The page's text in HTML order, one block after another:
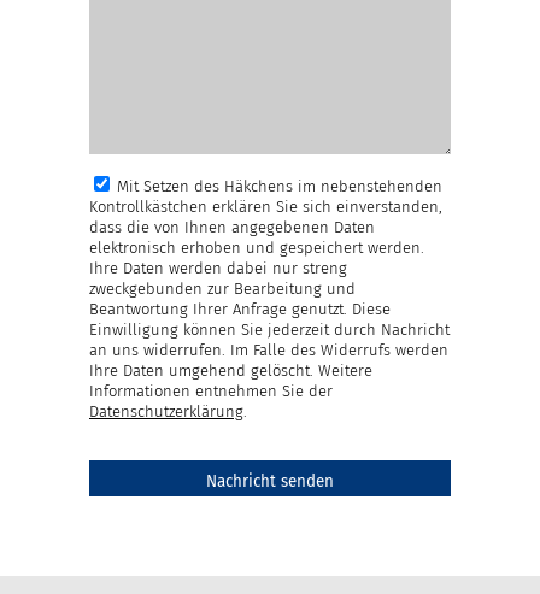
Mit Setzen des Häkchens im nebenstehenden
Kontrollkästchen erklären Sie sich einverstanden,
dass die von Ihnen angegebenen Daten
elektronisch erhoben und gespeichert werden.
Ihre Daten werden dabei nur streng
zweckgebunden zur Bearbeitung und
Beantwortung Ihrer Anfrage genutzt. Diese
Einwilligung können Sie jederzeit durch Nachricht
an uns widerrufen. Im Falle des Widerrufs werden
Ihre Daten umgehend gelöscht. Weitere
Informationen entnehmen Sie der
Datenschutzerklärung